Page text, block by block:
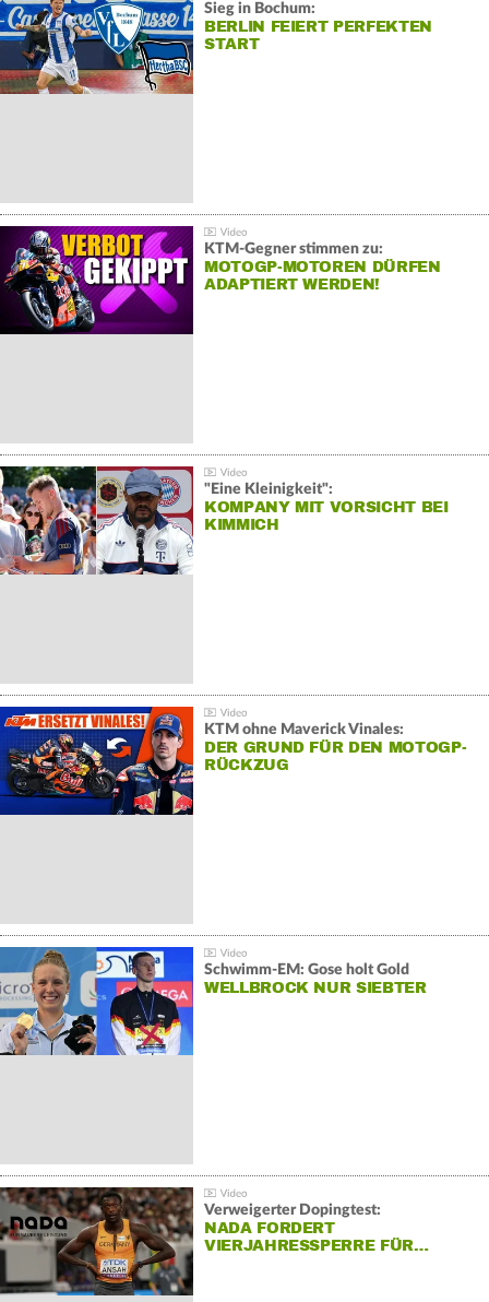
Sieg in Bochum:
BERLIN FEIERT PERFEKTEN
START
KTM-Gegner stimmen zu:
MOTOGP-MOTOREN DÜRFEN
ADAPTIERT WERDEN!
"Eine Kleinigkeit":
KOMPANY MIT VORSICHT BEI
KIMMICH
KTM ohne Maverick Vinales:
DER GRUND FÜR DEN MOTOGP-
RÜCKZUG
Schwimm-EM: Gose holt Gold
WELLBROCK NUR SIEBTER
Verweigerter Dopingtest:
NADA FORDERT
VIERJAHRESSPERRE FÜR…